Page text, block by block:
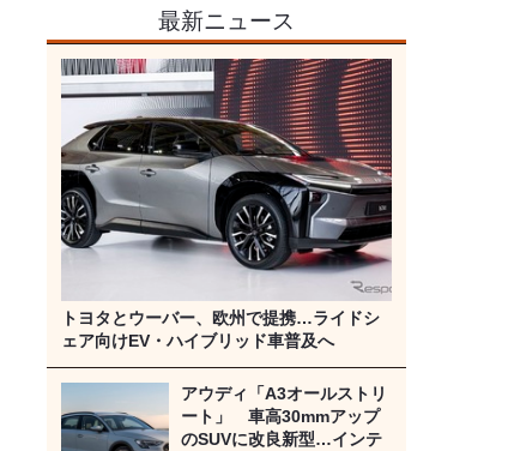
最新ニュース
トヨタとウーバー、欧州で提携…ライドシ
ェア向けEV・ハイブリッド車普及へ
アウディ「A3オールストリ
ート」 車高30mmアップ
のSUVに改良新型…インテ